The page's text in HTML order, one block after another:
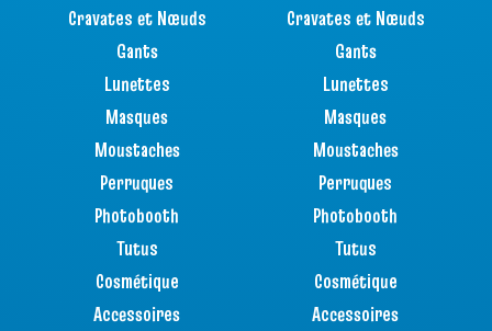
Cravates et Nœuds
Gants
Lunettes
Masques
Moustaches
Perruques
Photobooth
Tutus
Cosmétique
Accessoires
Cravates et Nœuds
Gants
Lunettes
Masques
Moustaches
Perruques
Photobooth
Tutus
Cosmétique
Accessoires